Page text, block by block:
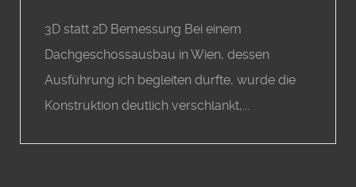
3D statt 2D Bemessung Bei einem
Dachgeschossausbau in Wien, dessen
Ausführung ich begleiten durfte, wurde die
Konstruktion deutlich verschlankt,...